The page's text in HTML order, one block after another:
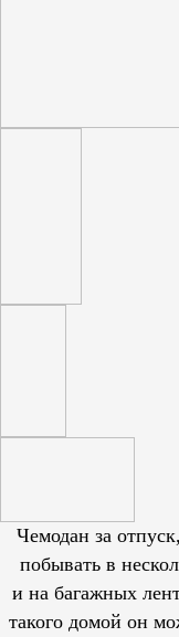
Чемодан за
побывать в
и на багажных
такого домой он